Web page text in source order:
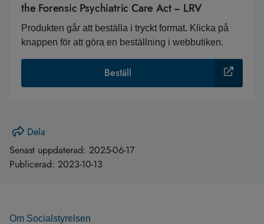
the Forensic Psychiatric Care Act − LRV
Produkten går att beställa i tryckt format. Klicka på
knappen för att göra en beställning i webbutiken.
Beställ
Dela
Senast uppdaterad: 2025-06-17
Publicerad: 2023-10-13
Om Socialstyrelsen